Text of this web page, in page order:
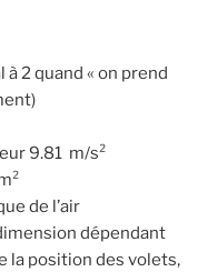
2 quand « on prend
9.81 m/s²
de l’air
dépendant
la position des volets,